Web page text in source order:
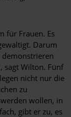
für Frauen. Es
Darum
sagt Wilton. Fünf
nicht nur die
zu
wollen, in
gibt er zu, es